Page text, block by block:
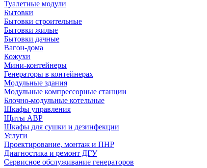
Туалетные модули
Бытовки
Бытовки строительные
Бытовки жилые
Бытовки дачные
Вагон-дома
Кожухи
Мини-контейнеры
Генераторы в контейнерах
Модульные здания
Модульные компрессорные станции
Блочно-модульные котельные
Шкафы управления
Щиты АВР
Шкафы для сушки и дезинфекции
Услуги
Проектирование, монтаж и ПНР
Диагностика и ремонт ДГУ
Сервисное обслуживание генераторов